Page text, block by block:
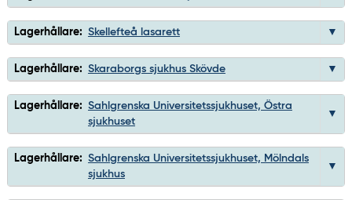
Lagerhållare: Skellefteå lasarett
Lagerhållare: Skaraborgs sjukhus Skövde
Lagerhållare: Sahlgrenska Universitetssjukhuset, Östra
sjukhuset
Lagerhållare: Sahlgrenska Universitetssjukhuset, Mölndals
sjukhus